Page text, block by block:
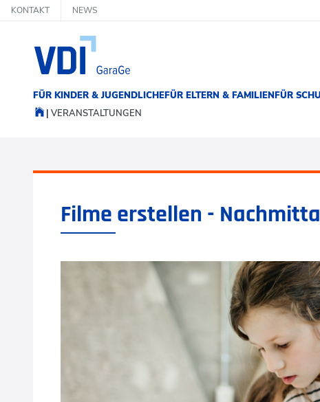
KONTAKT NEWS
FÜR KINDER & JUGENDLICHEFÜR ELTERN & FAMILIENFÜR
VERANSTALTUNGEN
Filme erstellen -